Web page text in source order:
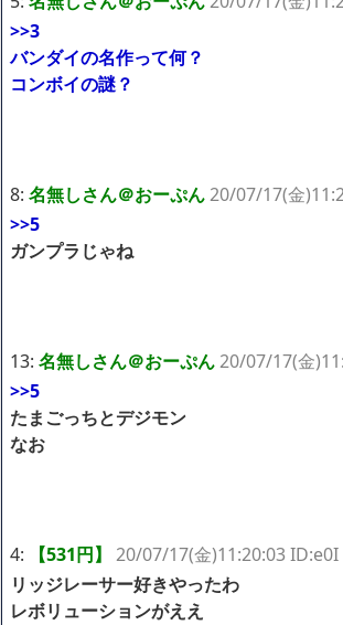
>>3
バンダイの名作って何？
コンボイの謎？
8: 名無しさん＠おーぷん20/07/17(金
>>5
ガンプラじゃね
13: 名無しさん＠おーぷん20/07/17(金
>>5
たまごっちとデジモン
なお
4: 【531円】
20/07/17(金)11:20:03 ID:e0I
リッジレーサー好きやったわ
レボリューションがええ